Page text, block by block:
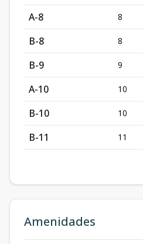
A-8 8
B-8 8
B-9 9
A-10 10
B-10 10
B-11 11
A-2 2
Amenidades